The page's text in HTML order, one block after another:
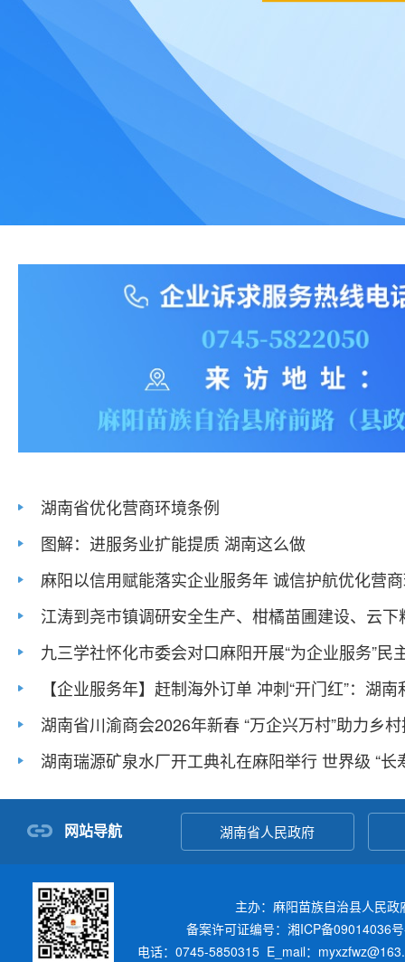
湖南省优化营商环境条例
图解：进服务业扩能提质 湖南这么做
麻阳以信用赋能落实企业服务年 诚信护航优化营
江涛到尧市镇调研安全生产、柑橘苗圃建设、云下
九三学社怀化市委会对口麻阳开展“为企业服务”民
【企业服务年】赶制海外订单 冲刺“开门红”：湖南
湖南省川渝商会2026年新春 “万企兴万村”助力乡
湖南瑞源矿泉水厂开工典礼在麻阳举行 世界级 “长
网站导航 湖南省人民政府
主办：麻阳苗族自治县人民
备案许可证编号：湘ICP备09014036
电话：0745-5850315 E_mail：